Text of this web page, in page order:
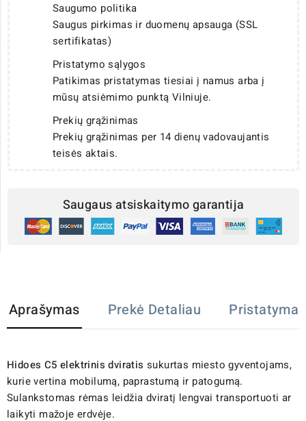
Saugumo politika
Saugus pirkimas ir duomenų apsauga (SSL
sertifikatas)
Pristatymo sąlygos
Patikimas pristatymas tiesiai į namus arba į
mūsų atsiėmimo punktą Vilniuje.
Prekių grąžinimas
Prekių grąžinimas per 14 dienų vadovaujantis
teisės aktais.
Saugaus atsiskaitymo garantija
Aprašymas Prekė Detaliau Pristatymas
Hidoes C5 elektrinis dviratis sukurtas miesto gyventojams,
kurie vertina mobilumą, paprastumą ir patogumą.
Sulankstomas rėmas leidžia dviratį lengvai transportuoti ar
laikyti mažoje erdvėje.